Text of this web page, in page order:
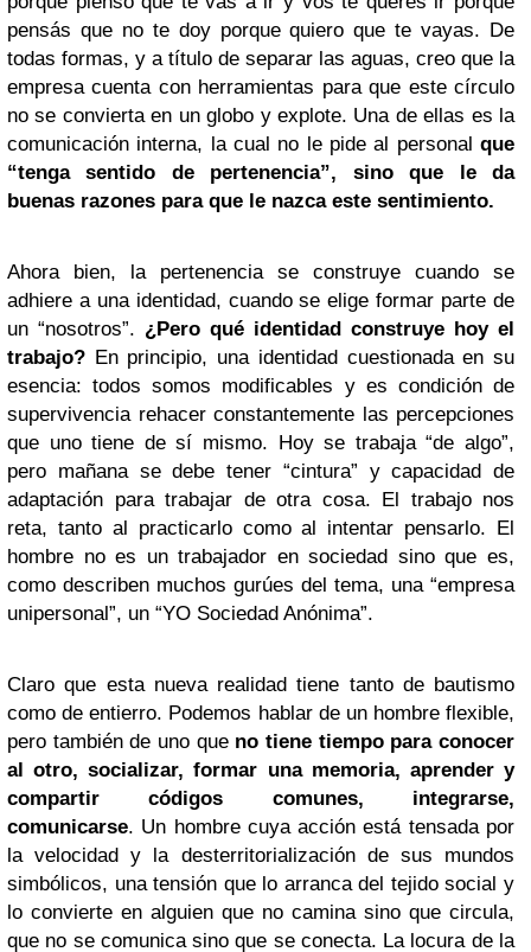
pensás que no te doy porque quiero que te vayas. De
todas formas, y a título de separar las aguas, creo que la
empresa cuenta con herramientas para que este círculo
no se convierta en un globo y explote. Una de ellas es la
comunicación interna, la cual no le pide al personal que
“tenga sentido de pertenencia”, sino que le da
buenas razones para que le nazca este sentimiento.
Ahora bien, la pertenencia se construye cuando se
adhiere a una identidad, cuando se elige formar parte de
un “nosotros”. ¿Pero qué identidad construye hoy el
trabajo? En principio, una identidad cuestionada en su
esencia: todos somos modificables y es condición de
supervivencia rehacer constantemente las percepciones
que uno tiene de sí mismo. Hoy se trabaja “de algo”,
pero mañana se debe tener “cintura” y capacidad de
adaptación para trabajar de otra cosa. El trabajo nos
reta, tanto al practicarlo como al intentar pensarlo. El
hombre no es un trabajador en sociedad sino que es,
como describen muchos gurúes del tema, una “empresa
unipersonal”, un “YO Sociedad Anónima”.
Claro que esta nueva realidad tiene tanto de bautismo
como de entierro. Podemos hablar de un hombre flexible,
pero también de uno que no tiene tiempo para conocer
al otro, socializar, formar una memoria, aprender y
compartir códigos comunes, integrarse,
comunicarse. Un hombre cuya acción está tensada por
la velocidad y la desterritorialización de sus mundos
simbólicos, una tensión que lo arranca del tejido social y
lo convierte en alguien que no camina sino que circula,
que no se comunica sino que se conecta. La locura de la